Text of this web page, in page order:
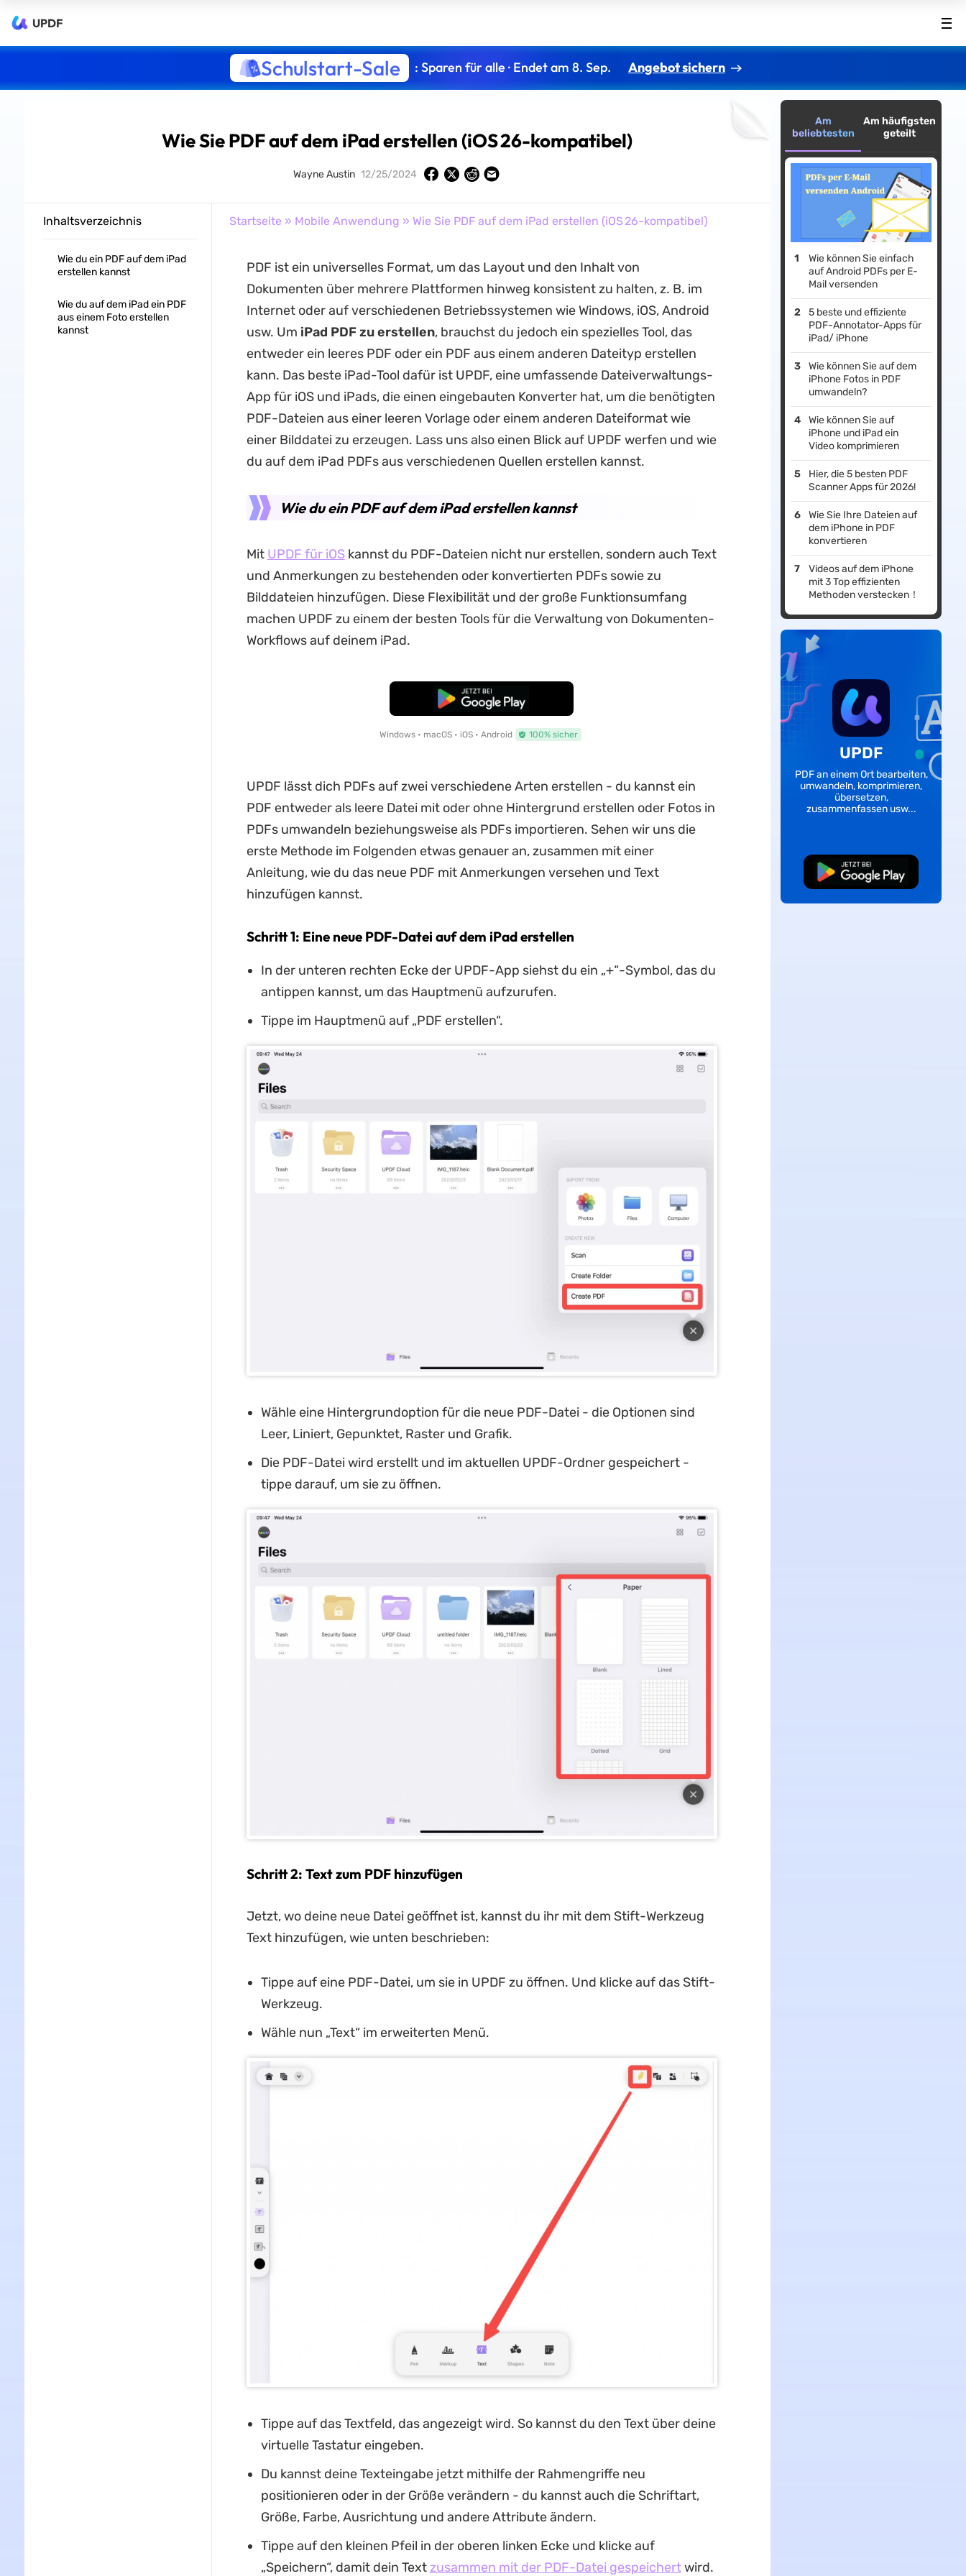
UPDF
Schulstart-Sale : Sparen für alle · Endet am 8. Sep. Angebot sichern
Wie Sie PDF auf dem iPad erstellen (iOS 26-kompatibel)
Wayne Austin 12/25/2024
Inhaltsverzeichnis
Wie du ein PDF auf dem iPad
erstellen kannst
Wie du auf dem iPad ein PDF
aus einem Foto erstellen
kannst
Startseite » Mobile Anwendung » Wie Sie PDF auf dem iPad erstellen (iOS 26-kompatibel)
PDF ist ein universelles Format, um das Layout und den Inhalt von
Dokumenten über mehrere Plattformen hinweg konsistent zu halten, z. B. im
Internet oder auf verschiedenen Betriebssystemen wie Windows, iOS, Android
usw. Um iPad PDF zu erstellen, brauchst du jedoch ein spezielles Tool, das
entweder ein leeres PDF oder ein PDF aus einem anderen Dateityp erstellen
kann. Das beste iPad-Tool dafür ist UPDF, eine umfassende Dateiverwaltungs-
App für iOS und iPads, die einen eingebauten Konverter hat, um die benötigten
PDF-Dateien aus einer leeren Vorlage oder einem anderen Dateiformat wie
einer Bilddatei zu erzeugen. Lass uns also einen Blick auf UPDF werfen und wie
du auf dem iPad PDFs aus verschiedenen Quellen erstellen kannst.
Wie du ein PDF auf dem iPad erstellen kannst
Mit UPDF für iOSkannst du PDF-Dateien nicht nur erstellen, sondern auch Text
und Anmerkungen zu bestehenden oder konvertierten PDFs sowie zu
Bilddateien hinzufügen. Diese Flexibilität und der große Funktionsumfang
machen UPDF zu einem der besten Tools für die Verwaltung von Dokumenten-
Workflows auf deinem iPad.
Kostenloser Download
Windows • macOS • iOS • Android 100% sicher
UPDF lässt dich PDFs auf zwei verschiedene Arten erstellen - du kannst ein
PDF entweder als leere Datei mit oder ohne Hintergrund erstellen oder Fotos in
PDFs umwandeln beziehungsweise als PDFs importieren. Sehen wir uns die
erste Methode im Folgenden etwas genauer an, zusammen mit einer
Anleitung, wie du das neue PDF mit Anmerkungen versehen und Text
hinzufügen kannst.
Schritt 1: Eine neue PDF-Datei auf dem iPad erstellen
In der unteren rechten Ecke der UPDF-App siehst du ein „+“-Symbol, das du
antippen kannst, um das Hauptmenü aufzurufen.
Tippe im Hauptmenü auf „PDF erstellen“.
Wähle eine Hintergrundoption für die neue PDF-Datei - die Optionen sind
Leer, Liniert, Gepunktet, Raster und Grafik.
Die PDF-Datei wird erstellt und im aktuellen UPDF-Ordner gespeichert -
tippe darauf, um sie zu öffnen.
Schritt 2: Text zum PDF hinzufügen
Jetzt, wo deine neue Datei geöffnet ist, kannst du ihr mit dem Stift-Werkzeug
Text hinzufügen, wie unten beschrieben:
Tippe auf eine PDF-Datei, um sie in UPDF zu öffnen. Und klicke auf das Stift-
Werkzeug.
Wähle nun „Text“ im erweiterten Menü.
Tippe auf das Textfeld, das angezeigt wird. So kannst du den Text über deine
virtuelle Tastatur eingeben.
Du kannst deine Texteingabe jetzt mithilfe der Rahmengriffe neu
positionieren oder in der Größe verändern - du kannst auch die Schriftart,
Größe, Farbe, Ausrichtung und andere Attribute ändern.
Tippe auf den kleinen Pfeil in der oberen linken Ecke und klicke auf
„Speichern“, damit dein Textzusammen mit der PDF-Datei gespeichertwird.
Am
beliebtesten
Am häufigsten
geteilt
Wie können Sie einfach
auf Android PDFs per E-
Mail versenden
5 beste und effiziente
PDF-Annotator-Apps für
iPad/ iPhone
Wie können Sie auf dem
iPhone Fotos in PDF
umwandeln?
Wie können Sie auf
iPhone und iPad ein
Video komprimieren
Hier, die 5 besten PDF
Scanner Apps für 2026!
Wie Sie Ihre Dateien auf
dem iPhone in PDF
konvertieren
Videos auf dem iPhone
mit 3 Top effizienten
Methoden verstecken！
UPDF
PDF an einem Ort bearbeiten,
umwandeln, komprimieren,
übersetzen,
zusammenfassen usw...
Kostenloser
Download